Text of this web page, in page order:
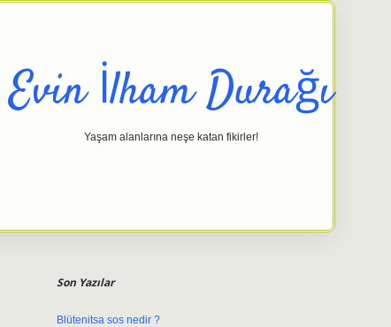
Evin İlham Durağı
Yaşam alanlarına neşe katan fikirler!
Son Yazılar
Blütenitsa sos nedir ?